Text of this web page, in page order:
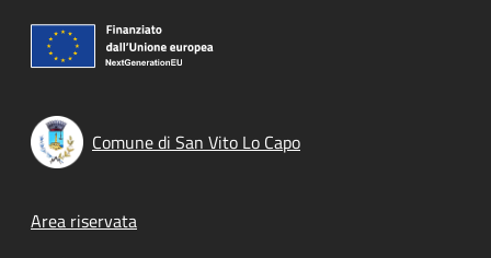
Comune di San Vito Lo Capo
Footer menu
Area riservata